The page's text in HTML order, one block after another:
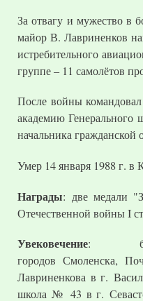
За отвагу и мужество в
майор В. Лавриненков
истребительного
группе – 11 самолётов
После войны
академию Генерального
начальника
Умер 14 января 1988 г. в
Награды: две медали
Отечественной войны I
Увековечение:
городов Смоленска,
Лавриненкова в г.
школа № 43 в г.